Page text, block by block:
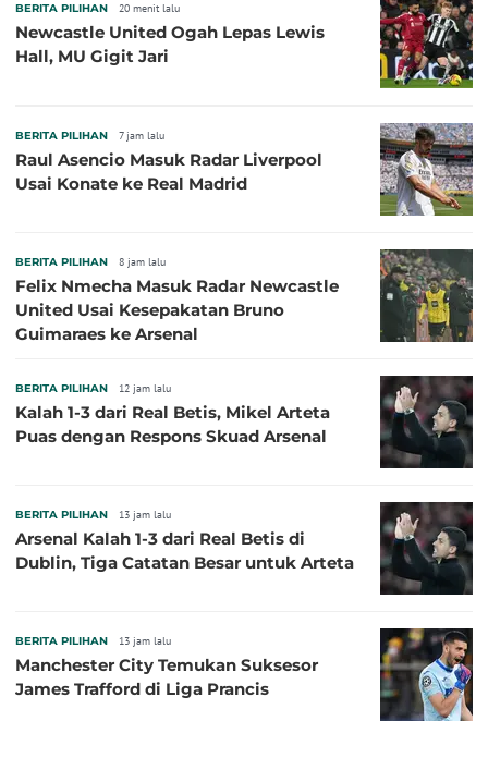
BERITA PILIHAN 20 menit lalu
Newcastle United Ogah Lepas Lewis
Hall, MU Gigit Jari
BERITA PILIHAN 7 jam lalu
Raul Asencio Masuk Radar Liverpool
Usai Konate ke Real Madrid
BERITA PILIHAN 8 jam lalu
Felix Nmecha Masuk Radar Newcastle
United Usai Kesepakatan Bruno
Guimaraes ke Arsenal
BERITA PILIHAN 12 jam lalu
Kalah 1-3 dari Real Betis, Mikel Arteta
Puas dengan Respons Skuad Arsenal
BERITA PILIHAN 13 jam lalu
Arsenal Kalah 1-3 dari Real Betis di
Dublin, Tiga Catatan Besar untuk Arteta
BERITA PILIHAN 13 jam lalu
Manchester City Temukan Suksesor
James Trafford di Liga Prancis